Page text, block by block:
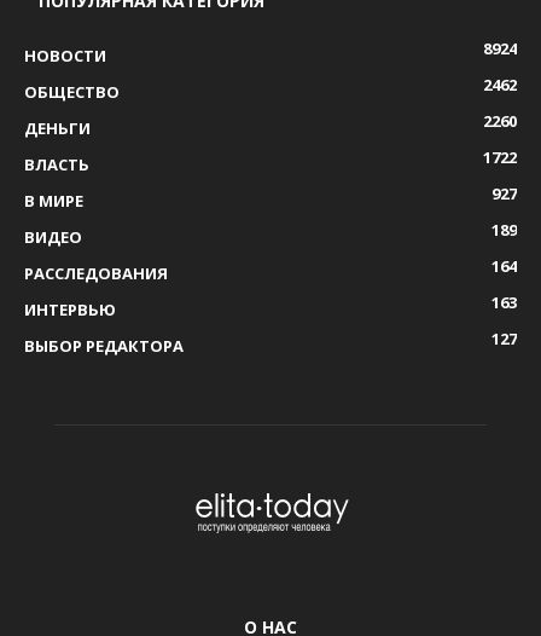
НОВОСТИ
8924
ОБЩЕСТВО
2462
ДЕНЬГИ
2260
ВЛАСТЬ
1722
В МИРЕ
927
ВИДЕО
189
РАССЛЕДОВАНИЯ
164
ИНТЕРВЬЮ
163
ВЫБОР РЕДАКТОРА
127
О НАС